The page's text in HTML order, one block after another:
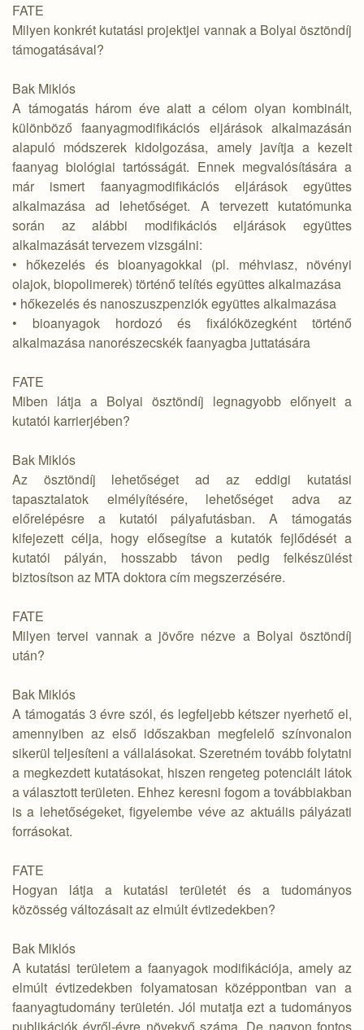
FATE
Milyen konkrét kutatási projektjei vannak a Bolyai ösztöndíj
támogatásával?
Bak Miklós
A támogatás három éve alatt a célom olyan kombinált,
különböző faanyagmodifikációs eljárások alkalmazásán
alapuló módszerek kidolgozása, amely javítja a kezelt
faanyag biológiai tartósságát. Ennek megvalósítására a
már ismert faanyagmodifikációs eljárások együttes
alkalmazása ad lehetőséget. A tervezett kutatómunka
során az alábbi modifikációs eljárások együttes
alkalmazását tervezem vizsgálni:
• hőkezelés és bioanyagokkal (pl. méhviasz, növényi
olajok, biopolimerek) történő telítés együttes alkalmazása
• hőkezelés és nanoszuszpenziók együttes alkalmazása
• bioanyagok hordozó és fixálóközegként történő
alkalmazása nanorészecskék faanyagba juttatására
FATE
Miben látja a Bolyai ösztöndíj legnagyobb előnyeit a
kutatói karrierjében?
Bak Miklós
Az ösztöndíj lehetőséget ad az eddigi kutatási
tapasztalatok elmélyítésére, lehetőséget adva az
előrelépésre a kutatói pályafutásban. A támogatás
kifejezett célja, hogy elősegítse a kutatók fejlődését a
kutatói pályán, hosszabb távon pedig felkészülést
biztosítson az MTA doktora cím megszerzésére.
FATE
Milyen tervei vannak a jövőre nézve a Bolyai ösztöndíj
után?
Bak Miklós
A támogatás 3 évre szól, és legfeljebb kétszer nyerhető el,
amennyiben az első időszakban megfelelő színvonalon
sikerül teljesíteni a vállalásokat. Szeretném tovább folytatni
a megkezdett kutatásokat, hiszen rengeteg potenciált látok
a választott területen. Ehhez keresni fogom a továbbiakban
is a lehetőségeket, figyelembe véve az aktuális pályázati
forrásokat.
FATE
Hogyan látja a kutatási területét és a tudományos
közösség változásait az elmúlt évtizedekben?
Bak Miklós
A kutatási területem a faanyagok modifikációja, amely az
elmúlt évtizedekben folyamatosan középpontban van a
faanyagtudomány területén. Jól mutatja ezt a tudományos